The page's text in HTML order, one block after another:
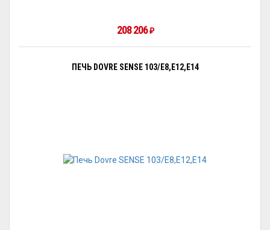
208 206₽
ПЕЧЬ DOVRE SENSE 103/E8,E12,E14